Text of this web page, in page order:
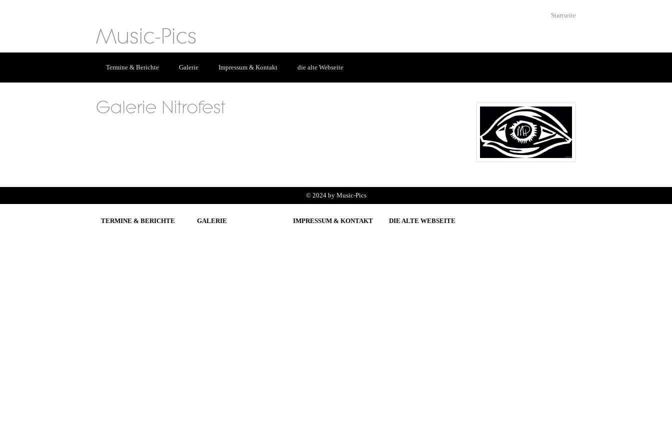
Startseite
Termine & Berichte Galerie Impressum & Kontakt die alte Webseite
© 2024 by Music-Pics
TERMINE & BERICHTE GALERIE IMPRESSUM & KONTAKT DIE ALTE WEBSEITE